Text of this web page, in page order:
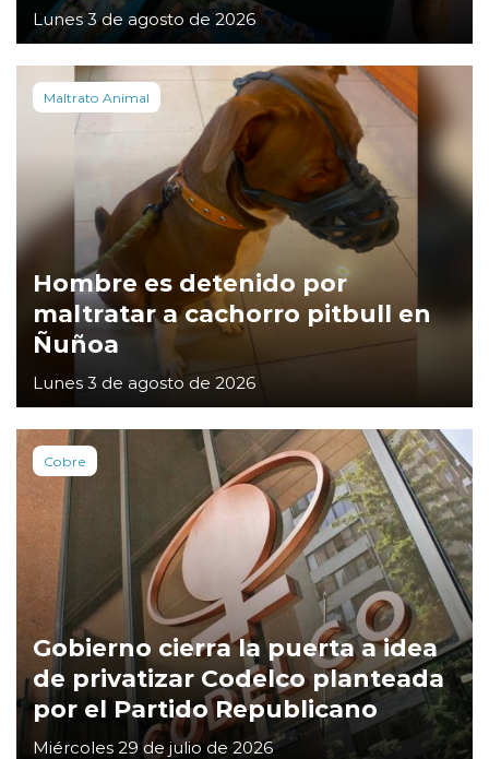
Lunes 3 de agosto de 2026
Maltrato Animal
Hombre es detenido por
maltratar a cachorro pitbull en
Ñuñoa
Lunes 3 de agosto de 2026
Cobre
Gobierno cierra la puerta a idea
de privatizar Codelco planteada
por el Partido Republicano
Miércoles 29 de julio de 2026